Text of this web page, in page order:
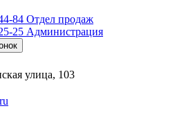
84 Отдел продаж
25 Администрация
улица, 103